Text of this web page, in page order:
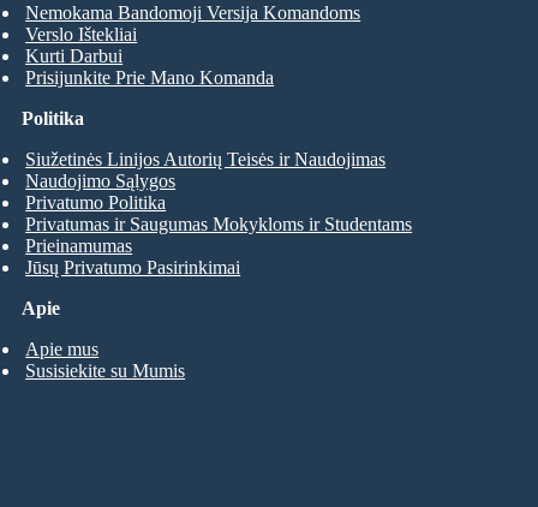
Nemokama Bandomoji Versija Komandoms
Verslo Ištekliai
Kurti Darbui
Prisijunkite Prie Mano Komanda
Apie
Apie mus
Susisiekite su Mumis
Politika
Siužetinės Linijos Autorių Teisės ir Naudojimas
Naudojimo Sąlygos
Privatumo Politika
Privatumas ir Saugumas Mokykloms ir Studentams
Prieinamumas
Jūsų Privatumo Pasirinkimai